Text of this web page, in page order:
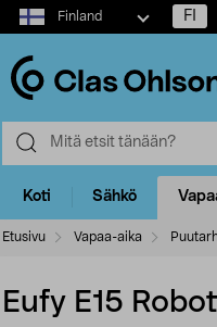
Select
market
Finland FI
Koti Sähkö
Etusivu Vapaa-aika
Eufy E15